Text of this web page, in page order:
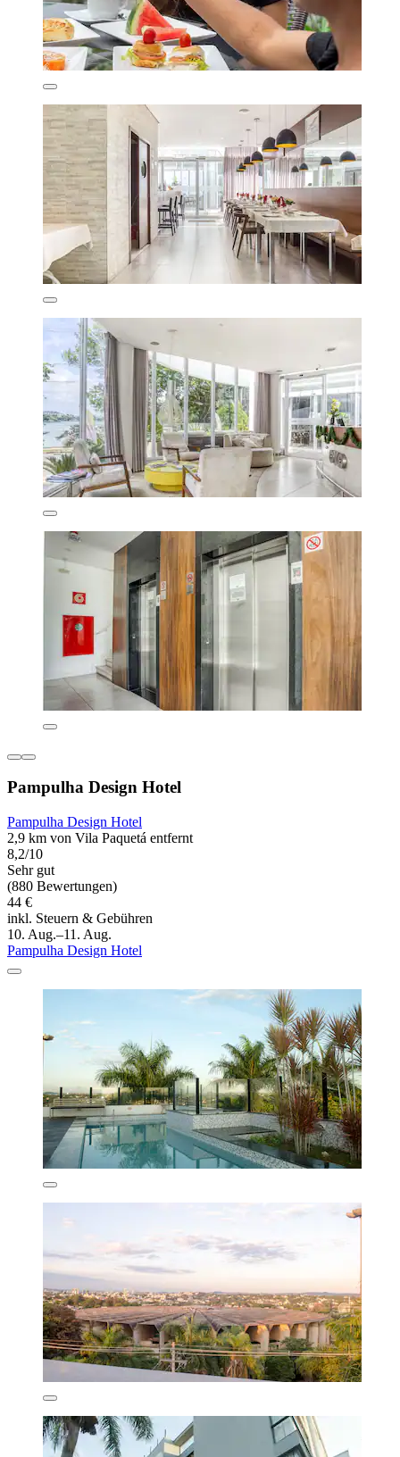
Pampulha Design Hotel
Pampulha Design Hotel
2,9 km von Vila Paquetá entfernt
8,2/10
Sehr gut
(880 Bewertungen)
44 €
inkl. Steuern & Gebühren
10. Aug.–11. Aug.
Pampulha Design Hotel